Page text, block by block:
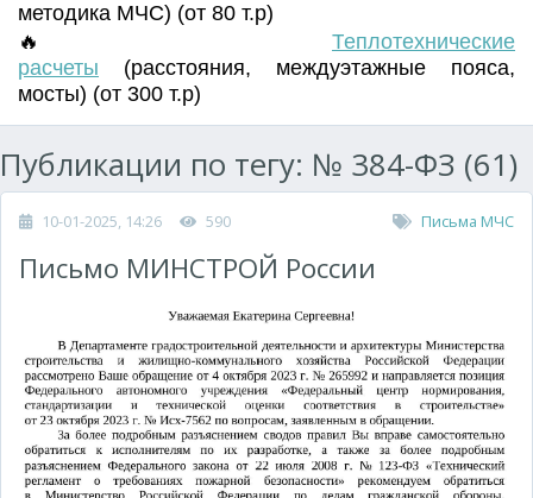
методика МЧС) (от 80 т.р)
🔥 Теплотехнические
расчеты (расстояния, междуэтажные пояса,
мосты) (от 300 т.р)
Публикации по тегу: № 384-ФЗ (61)
10-01-2025, 14:26 590 Письма МЧС
Письмо МИНСТРОЙ России